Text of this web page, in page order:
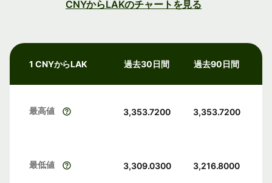
CNYからLAKのチャートを見る
1 CNYからLAK 過去30日間 過去90日間
最高値 3,353.7200 3,353.7200
最低値 3,309.0300 3,216.8000